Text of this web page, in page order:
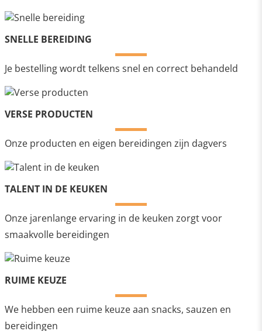
SNELLE BEREIDING
Je bestelling wordt telkens snel en correct behandeld
VERSE PRODUCTEN
Onze producten en eigen bereidingen zijn dagvers
TALENT IN DE KEUKEN
Onze jarenlange ervaring in de keuken zorgt voor
smaakvolle bereidingen
RUIME KEUZE
We hebben een ruime keuze aan snacks, sauzen en
bereidingen